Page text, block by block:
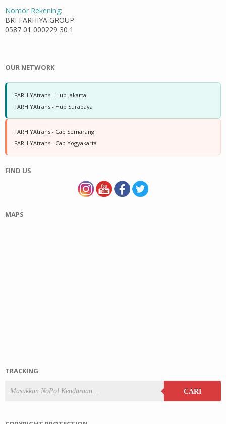
Nomor Rekening:
BRI FARHIYA GROUP
0587 01 000229 30 1
OUR NETWORK
FARHIYAtrans - Hub Jakarta
FARHIYAtrans - Hub Surabaya
FARHIYAtrans - Cab Semarang
FARHIYAtrans - Cab Yogyakarta
FIND US
MAPS
TRACKING
CARI